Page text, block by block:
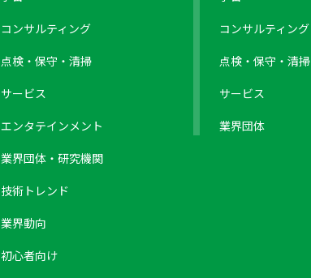
コンサルティング
点検・保守・清掃
サービス
エンタテインメント
業界団体・研究機関
技術トレンド
業界動向
初心者向け
コンサルティング
点検・保守・清掃
サービス
業界団体